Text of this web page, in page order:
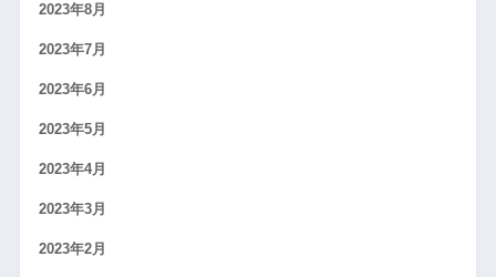
2023年8月
2023年7月
2023年6月
2023年5月
2023年4月
2023年3月
2023年2月